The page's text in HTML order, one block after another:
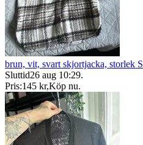
brun, vit, svart skjortjacka, storlek S
Sluttid26 aug 10:29.
Pris:145 kr,Köp nu.